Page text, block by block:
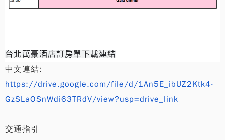
台北萬豪酒店訂房單下載連結
中文連結:
https://drive.google.com/file/d/1An5E_ibUZ2Ktk4-
GzSLaOSnWdi63TRdV/view?usp=drive_link
交通指引